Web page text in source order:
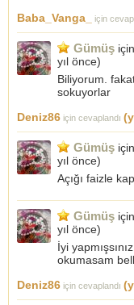
Baba_Vanga_
için
Gümüş için
yıl önce)
Biliyorum.
sokuyorlar
Deniz86 için cevaplandı
Gümüş için
yıl önce)
Açığı faizle
Gümüş için
yıl önce)
İyi
okumasam
Deniz86 için cevaplandı